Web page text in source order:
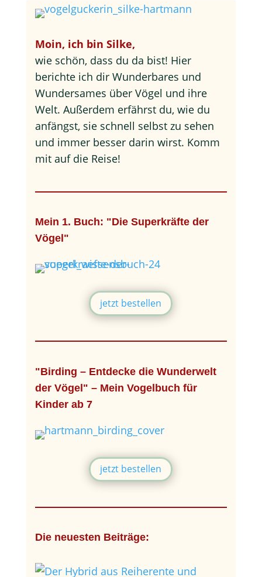
Moin, ich bin Silke,
wie schön, dass du da bist! Hier
berichte ich dir Wunderbares und
Wundersames über Vögel und ihre
Welt. Außerdem erfährst du, wie du
anfängst, sie schnell selbst zu sehen
und immer besser darin wirst. Komm
mit auf die Reise!
Mein 1. Buch: "Die Superkräfte der
Vögel"
jetzt bestellen
"Birding – Entdecke die Wunderwelt
der Vögel" – Mein Vogelbuch für
Kinder ab 7
jetzt bestellen
Die neuesten Beiträge: